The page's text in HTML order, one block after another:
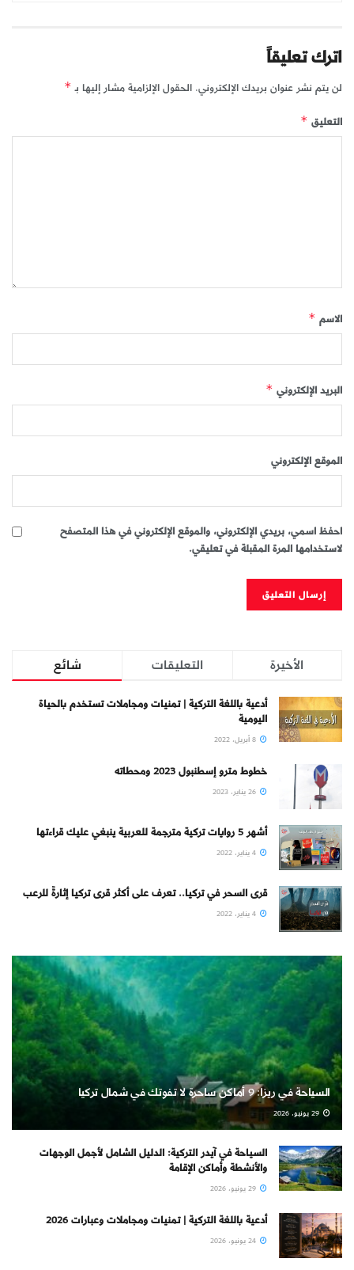
اترك تعليقاً
لن يتم نشر عنوان بريدك الإلكتروني. الحقول الإلزامية مشار إليها بـ *
التعليق *
الاسم *
البريد الإلكتروني *
الموقع الإلكتروني
احفظ اسمي، بريدي الإلكتروني، والموقع الإلكتروني في هذا المتصفح
لاستخدامها المرة المقبلة في تعليقي.
شائع التعليقات الأخيرة
أدعية باللغة التركية | تمنيات ومجاملات تستخدم بالحياة
اليومية
خطوط مترو إسطنبول 2023 ومحطاته
أشهر 5 روايات تركية مترجمة للعربية ينبغي عليك قراءتها
قرى السحر في تركيا.. تعرف على أكثر قرى تركيا إثارةً للرعب
السياحة في ريزا: 9 أماكن ساحرة لا تفوتك في شمال تركيا
السياحة في آيدر التركية: الدليل الشامل لأجمل الوجهات
والأنشطة وأماكن الإقامة
أدعية باللغة التركية | تمنيات ومجاملات وعبارات 2026